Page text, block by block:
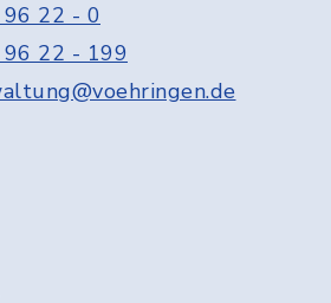
22 - 0
22 - 199